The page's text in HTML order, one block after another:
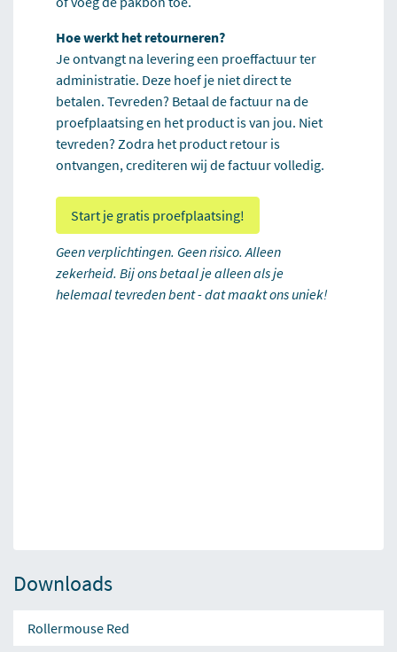
Hoe werkt het retourneren?
Je ontvangt na levering een proeffactuur ter
administratie. Deze hoef je niet direct te
betalen. Tevreden? Betaal de factuur na de
proefplaatsing en het product is van jou. Niet
tevreden? Zodra het product retour is
ontvangen, crediteren wij de factuur volledig.
Start je gratis proefplaatsing!
Geen verplichtingen. Geen risico. Alleen
zekerheid. Bij ons betaal je alleen als je
helemaal tevreden bent - dat maakt ons uniek!
Downloads
Rollermouse Red